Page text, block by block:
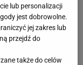
się dwa
narciarskich. W
Austriacy,
Z kolei w
lub personalizacji
jest dobrowolne.
jej zakres lub
przejdź do
także do celów